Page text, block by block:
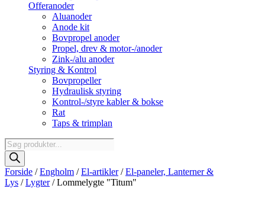
Offeranoder
Aluanoder
Anode kit
Bovpropel anoder
Propel, drev & motor-/anoder
Zink-/alu anoder
Styring & Kontrol
Bovpropeller
Hydraulisk styring
Kontrol-/styre kabler & bokse
Rat
Taps & trimplan
Products
search
Forside /Engholm /El-artikler/El-paneler, Lanterner &
Lys /Lygter/ Lommelygte "Titum"